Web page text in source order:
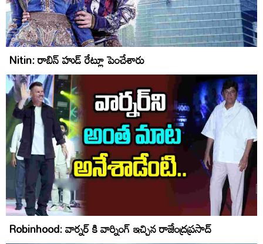
Nitin: రాబిన్ హుడ్ రేట్లూ పెంచేశారు
Robinhood: వార్నర్ కి వార్నింగ్ ఇచ్చిన రాజేంద్రప్రసాద్